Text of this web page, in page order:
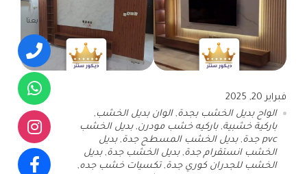
فبراير 20, 2025
الواح بديل الخشب بجدة,الوان بديل الخشب ,
باركية خشبية,باركيه خشب مودرن,بديل الخشب
pvc جدة
,بديل الخشب المسطح جدة,بديل
الخشب انستقرام جدة,بديل الخشب جدة,بديل
الخشب للجدران كوري جدة,تكسيات خشب جده,
تابعنا